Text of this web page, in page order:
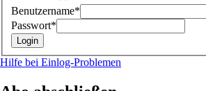
Benutzername*
Passwort*
Hilfe bei Einlog-Problemen